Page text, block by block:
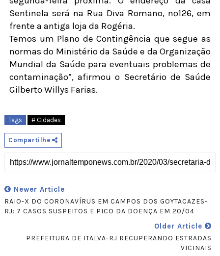
Sentinela será na Rua Diva Romano, nº126, em
frente a antiga loja da Rogéria.
Temos um Plano de Contingência que segue as
normas do Ministério da Saúde e da Organização
Mundial da Saúde para eventuais problemas de
contaminação”, afirmou o Secretário de Saúde
Gilberto Willys Farias.
Tags # Cidades
Compartilhe
Newer Article
RAIO-X DO CORONAVÍRUS EM CAMPOS DOS GOYTACAZES-
RJ: 7 CASOS SUSPEITOS E PICO DA DOENÇA EM 20/04
Older Article
PREFEITURA DE ITALVA-RJ RECUPERANDO ESTRADAS
VICINAIS